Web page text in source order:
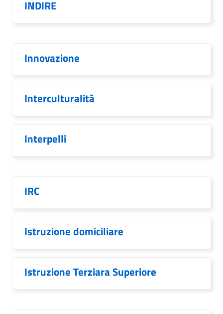
INDIRE
Innovazione
Interculturalità
Interpelli
IRC
Istruzione domiciliare
Istruzione Terziara Superiore